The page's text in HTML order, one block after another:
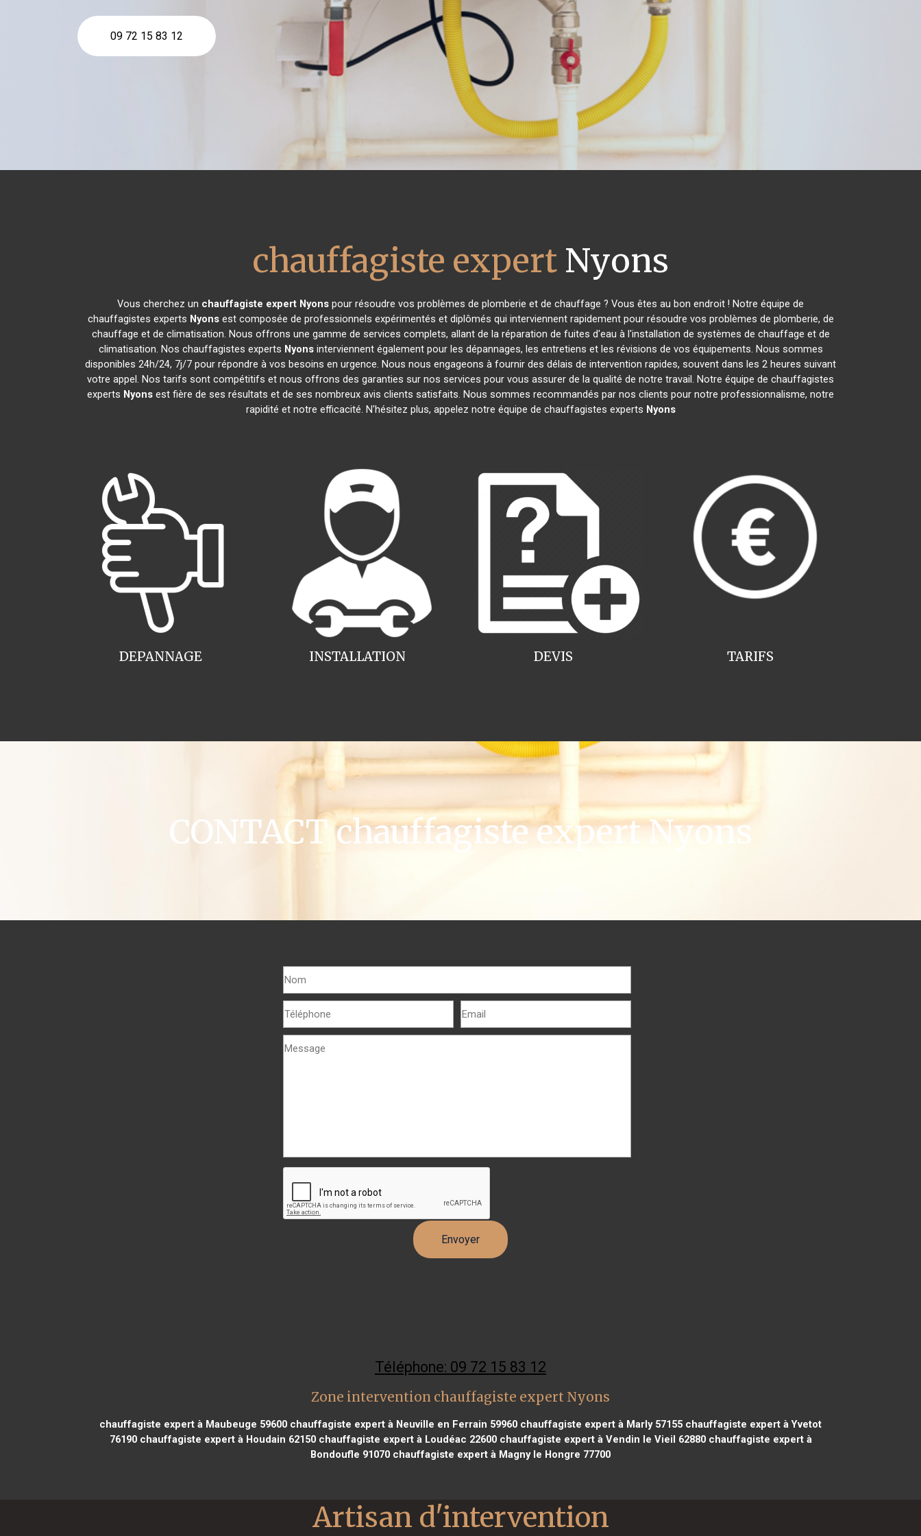
09 72 15 83 12
chauffagiste expert Nyons
Vous cherchez un chauffagiste expert Nyons pour résoudre vos problèmes de plomberie et de chauffage ? Vous êtes au bon endroit ! Notre équipe de
chauffagistes experts Nyonsest composée de professionnels expérimentés et diplômés qui interviennent rapidement pour résoudre vos problèmes de plomberie, de
chauffage et de climatisation. Nous offrons une gamme de services complets, allant de la réparation de fuites d'eau à l'installation de systèmes de chauffage et de
climatisation. Nos chauffagistes experts Nyonsinterviennent également pour les dépannages, les entretiens et les révisions de vos équipements. Nous sommes
disponibles 24h/24, 7j/7 pour répondre à vos besoins en urgence. Nous nous engageons à fournir des délais de intervention rapides, souvent dans les 2 heures suivant
votre appel. Nos tarifs sont compétitifs et nous offrons des garanties sur nos services pour vous assurer de la qualité de notre travail. Notre équipe de chauffagistes
experts Nyons est fière de ses résultats et de ses nombreux avis clients satisfaits. Nous sommes recommandés par nos clients pour notre professionnalisme, notre
rapidité et notre efficacité. N'hésitez plus, appelez notre équipe de chauffagistes experts Nyons
INSTALLATION
DEPANNAGE TARIFS
DEVIS
CONTACT chauffagiste expert Nyons
Téléphone: 09 72 15 83 12
Zone intervention chauffagiste expert Nyons
chauffagiste expert à Maubeuge 59600 chauffagiste expert à Neuville en Ferrain 59960 chauffagiste expert à Marly 57155 chauffagiste expert à Yvetot
76190chauffagiste expert à Houdain 62150chauffagiste expert à Loudéac 22600chauffagiste expert à Vendin le Vieil 62880chauffagiste expert à
Bondoufle 91070 chauffagiste expert à Magny le Hongre 77700
Artisan d'intervention